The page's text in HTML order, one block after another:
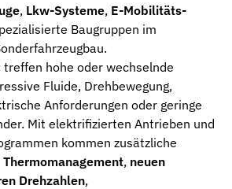
in der Dichtungstechnik – Übersicht
FDA, LkSG und weitere Richtlinien für
, Lkw-Systeme, E-Mobilitäts-
Baugruppen im
treffen hohe oder wechselnde
Fluide, Drehbewegung,
Anforderungen oder geringe
Mit elektrifizierten Antrieben und
kommen zusätzliche
Thermomanagement, neuen
Drehzahlen,